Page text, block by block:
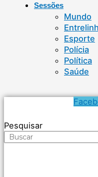
Sessões
Mundo
Esporte
Polícia
Política
Saúde
Pesquisar